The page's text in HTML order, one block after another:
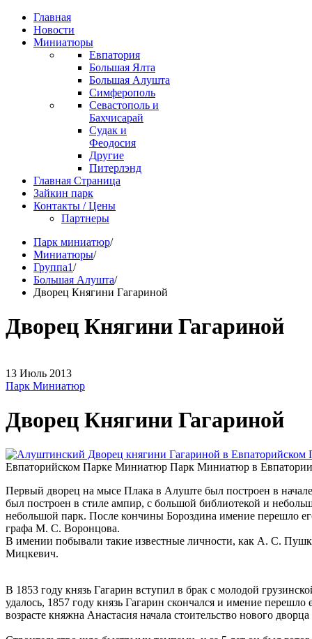
Главная
Новости
Миниатюры
Евпатория
Большая Ялта
Большая Алушта
Симферополь
Севастополь и
Бахчисарай
Судак и
Феодосия
Другие
Питерлэнд
Главная Страница
Зайкин парк
Контакты / Цены
Партнеры
Парк миниатюр/
Миниатюры/
Группа1/
Большая Алушта/
Дворец Княгини Гагариной
Дворец Княгини Гагариной
13 Июль 2013
Парк Миниатюр
Дворец Княгини Гагариной
Евпаторийском Парке Миниатюр Парк Миниатюр в Евпатории
Первый дворец на мысе Плака в Алуште был построен в
был построен в стиле ампир, с большой библиотекой и
небольшой парк. После кончины Бороздина имение перешло
графа М. С. Воронцова.
В имении побывали такие известные личности, как А. С.
Мицкевич.
В 1853 году князь Гагарин вступил в брак с молодой
удалось, 1857 году князь Гагарин скончался и имение
возрасте княжна Анастасия начала стоительство нового